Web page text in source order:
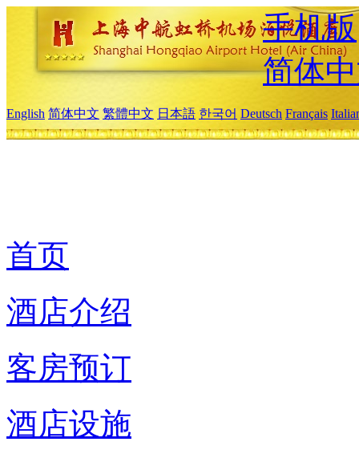
手机版
简体
English 简体中文 繁體中文 日本語 한국어 Deutsch Français
首页
酒店介绍
客房预订
酒店设施